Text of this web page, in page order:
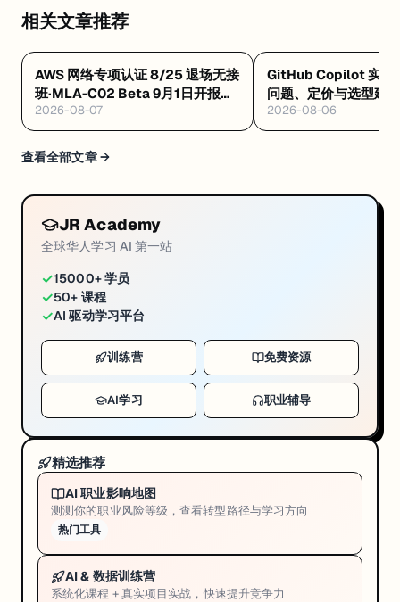
相关文章推荐
AWS 网络专项认证 8/25 退场无接
班·MLA-C02 Beta 9月1日开报
$75·GAIL 零基础 $99 稀缺证
2026-08-07
GitHub Copilot 实战
问题、定价与选型建议
2026-08-06
查看全部文章 →
JR Academy
全球华人学习 AI 第一站
✓15000+ 学员
✓50+ 课程
✓AI 驱动学习平台
训练营 免费资源
AI学习 职业辅导
精选推荐
AI 职业影响地图
测测你的职业风险等级，查看转型路径与学习方向
热门工具
AI & 数据训练营
系统化课程 + 真实项目实战，快速提升竞争力